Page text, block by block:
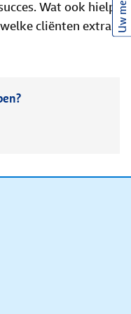
Wat ook hielp:
cliënten extra